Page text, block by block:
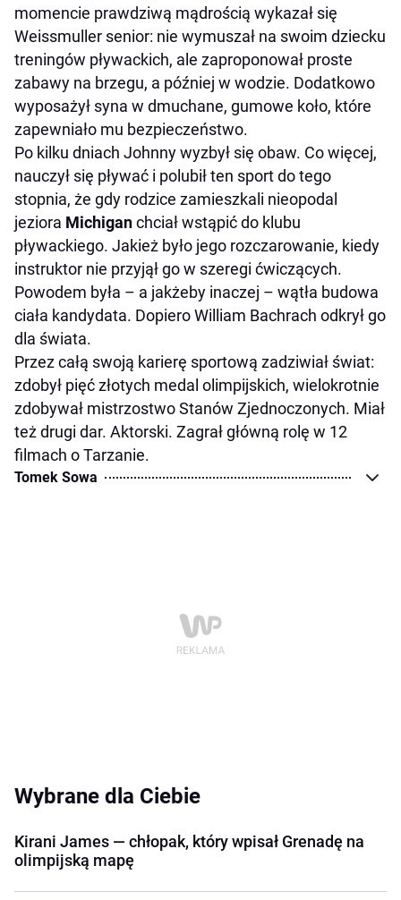
momencie prawdziwą mądrością wykazał się
Weissmuller senior: nie wymuszał na swoim dziecku
treningów pływackich, ale zaproponował proste
zabawy na brzegu, a później w wodzie. Dodatkowo
wyposażył syna w dmuchane, gumowe koło, które
zapewniało mu bezpieczeństwo.
Po kilku dniach Johnny wyzbył się obaw. Co więcej,
nauczył się pływać i polubił ten sport do tego
stopnia, że gdy rodzice zamieszkali nieopodal
jeziora Michiganchciał wstąpić do klubu
pływackiego. Jakież było jego rozczarowanie, kiedy
instruktor nie przyjął go w szeregi ćwiczących.
Powodem była – a jakżeby inaczej – wątła budowa
ciała kandydata. Dopiero William Bachrach odkrył go
dla świata.
Przez całą swoją karierę sportową zadziwiał świat:
zdobył pięć złotych medal olimpijskich, wielokrotnie
zdobywał mistrzostwo Stanów Zjednoczonych. Miał
też drugi dar. Aktorski. Zagrał główną rolę w 12
filmach o Tarzanie.
Tomek Sowa
Wybrane dla Ciebie
Kirani James — chłopak, który wpisał Grenadę na
olimpijską mapę